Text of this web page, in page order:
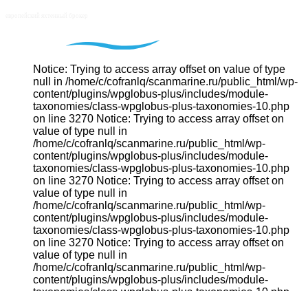
Notice: Trying to access array offset on value of type
null in /home/c/cofranlq/scanmarine.ru/public_html/wp-
content/plugins/wpglobus-plus/includes/module-
taxonomies/class-wpglobus-plus-taxonomies-10.php
on line 3270 Notice: Trying to access array offset on
value of type null in
/home/c/cofranlq/scanmarine.ru/public_html/wp-
content/plugins/wpglobus-plus/includes/module-
taxonomies/class-wpglobus-plus-taxonomies-10.php
on line 3270 Notice: Trying to access array offset on
value of type null in
/home/c/cofranlq/scanmarine.ru/public_html/wp-
content/plugins/wpglobus-plus/includes/module-
taxonomies/class-wpglobus-plus-taxonomies-10.php
on line 3270 Notice: Trying to access array offset on
value of type null in
/home/c/cofranlq/scanmarine.ru/public_html/wp-
content/plugins/wpglobus-plus/includes/module-